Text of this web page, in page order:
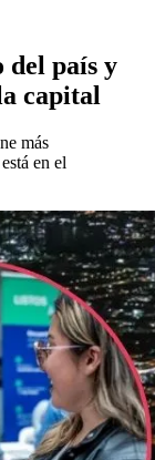
del país y
capital
más
en el